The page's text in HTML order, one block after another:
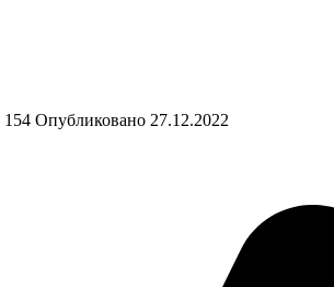
154 Опубликовано 27.12.2022